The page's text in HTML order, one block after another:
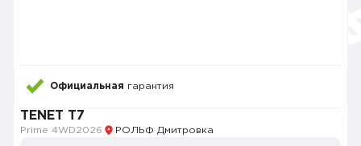
Официальная гарантия
TENET T7
Prime 4WD2026 РОЛЬФ Дмитровка